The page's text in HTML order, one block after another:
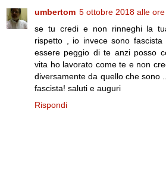
umbertom 5 ottobre 2018 alle
se tu credi e non rinneghi la
rispetto , io invece sono
essere peggio di te anzi posso
vita ho lavorato come te e non
diversamente da quello che sono
fascista! saluti e auguri
Rispondi